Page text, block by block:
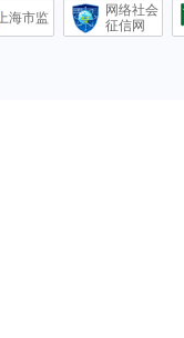
上海市监
网络社会
征信网